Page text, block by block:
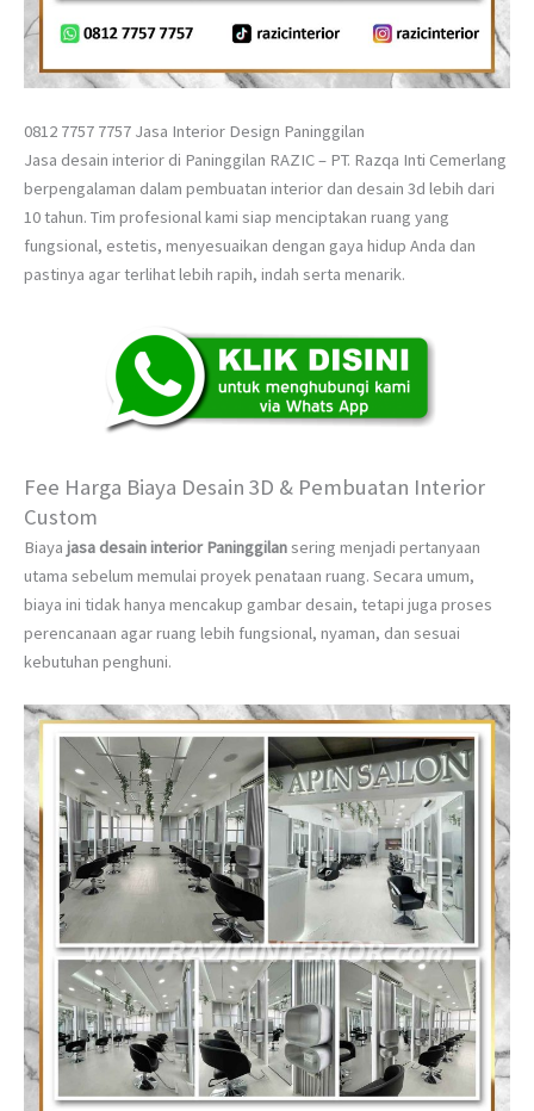
0812 7757 7757 Jasa Interior Design Paninggilan
Jasa desain interior di Paninggilan RAZIC – PT. Razqa Inti Cemerlang
berpengalaman dalam pembuatan interior dan desain 3d lebih dari
10 tahun. Tim profesional kami siap menciptakan ruang yang
fungsional, estetis, menyesuaikan dengan gaya hidup Anda dan
pastinya agar terlihat lebih rapih, indah serta menarik.
Fee Harga Biaya Desain 3D & Pembuatan Interior
Custom
Biaya jasa desain interior Paninggilansering menjadi pertanyaan
utama sebelum memulai proyek penataan ruang. Secara umum,
biaya ini tidak hanya mencakup gambar desain, tetapi juga proses
perencanaan agar ruang lebih fungsional, nyaman, dan sesuai
kebutuhan penghuni.